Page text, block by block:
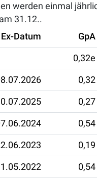
werden einmal
31.12..
Ex-Datum GpA
0,32e
0,32
0,27
0,54
0,19
0,54